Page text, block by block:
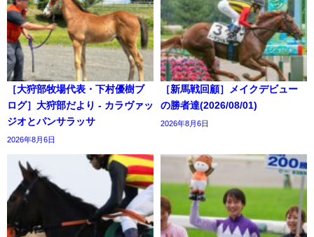
［大狩部牧場代表・下村優樹ブ
ログ］大狩部だより - カラヴァッ
ジオとパンサラッサ
2026年8月6日
［新馬戦回顧］メイクデビュー
の勝者達(2026/08/01)
2026年8月6日